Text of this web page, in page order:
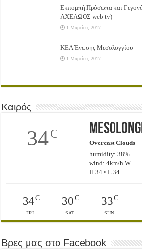
Εκπομπή Πρόσωπα και
ΑΧΕΛΩΟΣ web tv)
1 Μαρτίου, 2017
ΚΕΑ Ένωσης Μεσολογγίου
1 Μαρτίου, 2017
Καιρός
34C
Overcast Clouds
humidity: 38%
wind: 4km/h W
H 34 • L 34
34C
FRI
30C
SAT
33 C
SUN
Βρες μας στο Facebook